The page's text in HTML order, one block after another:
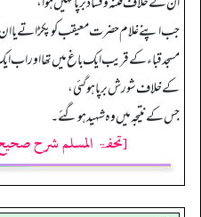
جب اپنے غلام حضرت معیقب کو پکڑاتے یا ان
مسجد قباء کے قریب ایک باغ میں تھا اور اب
کے خلاف شورش برپا ہو گئی،
جس کے نتیجہ میں وہ شہید ہو گئے۔
[تحفۃ المسلم شرح صحیح